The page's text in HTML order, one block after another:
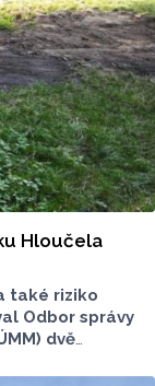
Hloučela
také riziko
Odbor správy
dvě